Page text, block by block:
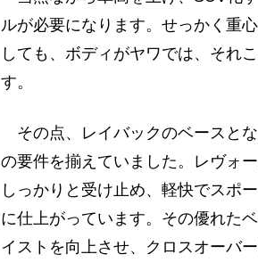
ルが必要になります。せっかく重
しても、ボディがヤワでは、それ
す。
その点、レイバックのベースと
の要件を揃えていました。レヴォ
しっかりと受け止め、軽快でスポ
に仕上がっています。その優れた
イストを向上させ、クロスオーバ